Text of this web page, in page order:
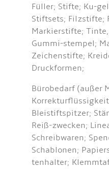
Füller; Stifte; Ku-
Stiftsets; Filzstifte;
Markierstifte;
Gummi-stempel;
Zeichenstifte;
Druckformen;
Bürobedarf (außer
Bleistiftspitzer;
Reiß-zwecken;
Schreibwaren;
Schablonen;
tenhalter;